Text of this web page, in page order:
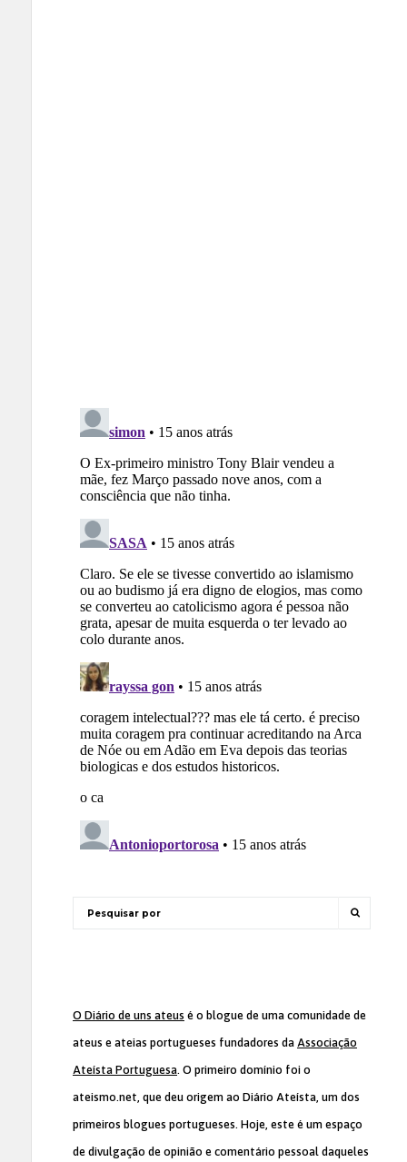
O Diário de uns ateus é o blogue de uma comunidade de
ateus e ateias portugueses fundadores da Associação
Ateísta Portuguesa. O primeiro domínio foi o
ateismo.net, que deu origem ao Diário Ateísta, um dos
primeiros blogues portugueses. Hoje, este é um espaço
de divulgação de opinião e comentário pessoal daqueles